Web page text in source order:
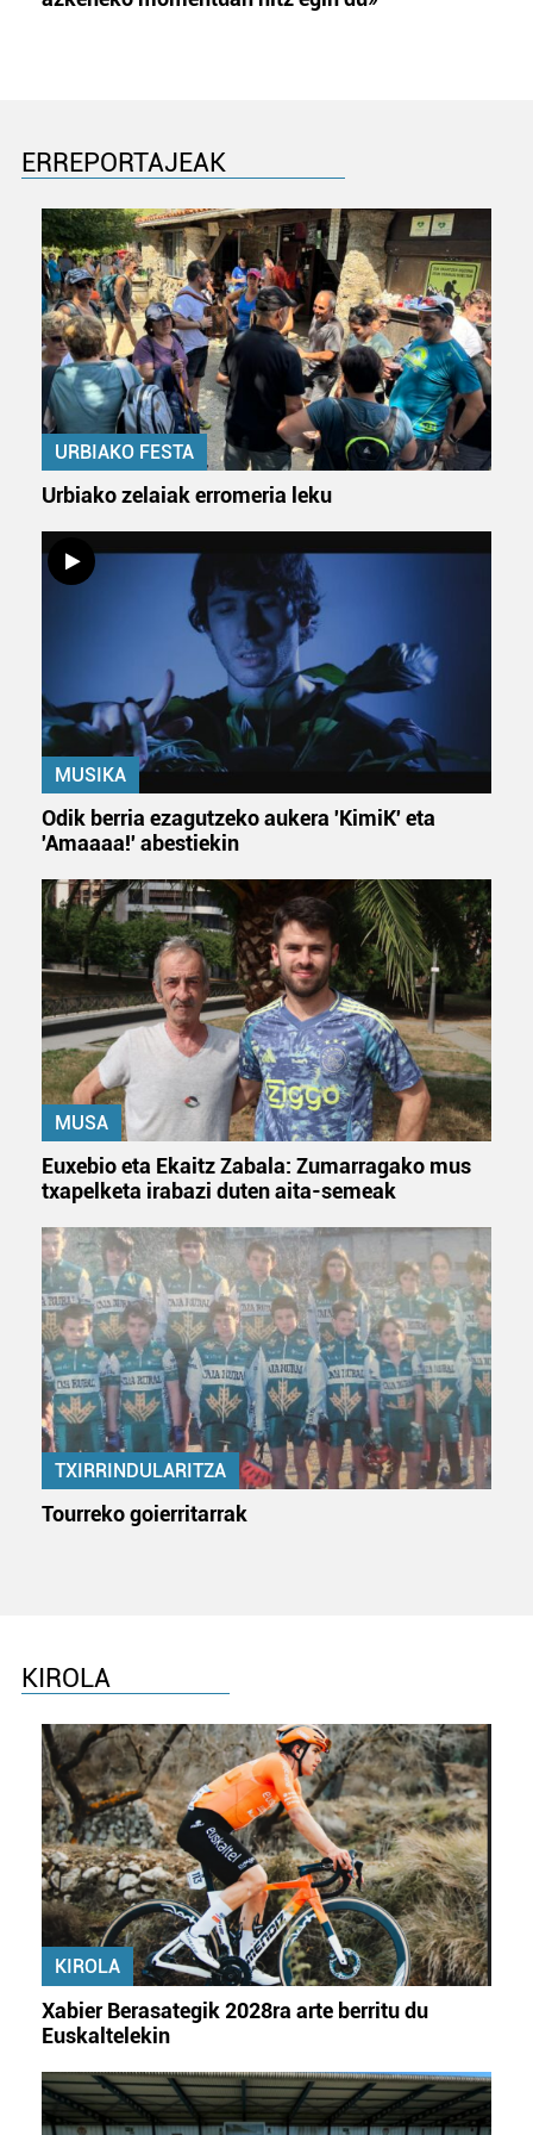
ERREPORTAJEAK
URBIAKO FESTA
Urbiako zelaiak erromeria leku
MUSIKA
Odik berria ezagutzeko aukera 'KimiK' eta
'Amaaaa!' abestiekin
MUSA
Euxebio eta Ekaitz Zabala: Zumarragako mus
txapelketa irabazi duten aita-semeak
TXIRRINDULARITZA
Tourreko goierritarrak
KIROLA
KIROLA
Xabier Berasategik 2028ra arte berritu du
Euskaltelekin